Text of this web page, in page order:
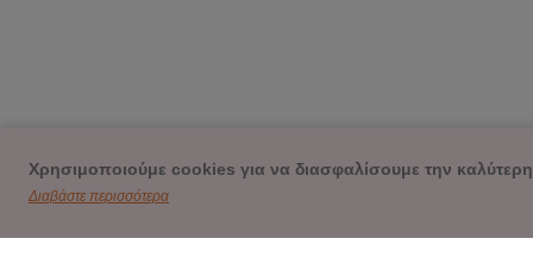
Χρησιμοποιούμε cookies για να διασφαλίσουμε την
Διαβάστε περισσότερα